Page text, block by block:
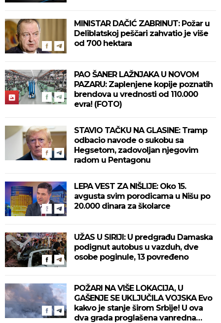
MINISTAR DAČIĆ ZABRINUT: Požar u
Deliblatskoj peščari zahvatio je više
od 700 hektara
PAO ŠANER LAŽNJAKA U NOVOM
PAZARU: Zaplenjene kopije poznatih
brendova u vrednosti od 110.000
evra! (FOTO)
STAVIO TAČKU NA GLASINE: Tramp
odbacio navode o sukobu sa
Hegsetom, zadovoljan njegovim
radom u Pentagonu
LEPA VEST ZA NIŠLIJE: Oko 15.
avgusta svim porodicama u Nišu po
20.000 dinara za školarce
UŽAS U SIRIJI: U predgrađu Damaska
podignut autobus u vazduh, dve
osobe poginule, 13 povređeno
POŽARI NA VIŠE LOKACIJA, U
GAŠENJE SE UKLJUČILA VOJSKA Evo
kakvo je stanje širom Srbije! U ova
dva grada proglašena vanredna